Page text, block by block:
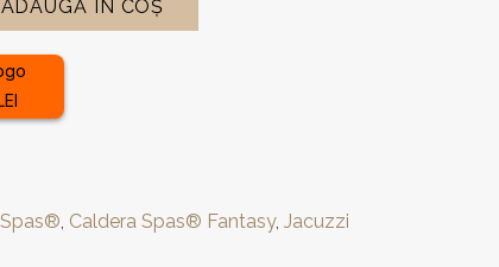
ADAUGĂ ÎN COȘ
Caldera Spas® Fantasy, Jacuzzi